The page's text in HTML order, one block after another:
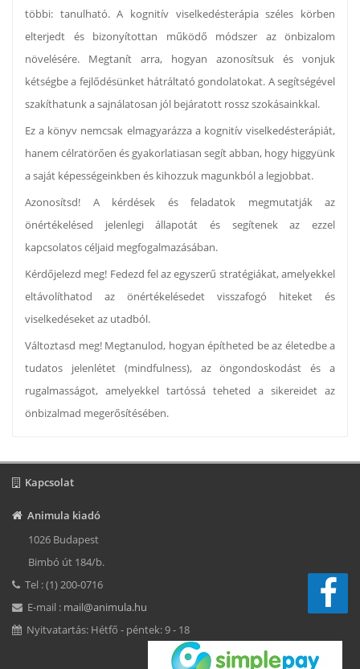
többi: tanulható. A kognitív viselkedésterápia széles körben
elterjedt és bizonyítottan működő módszer az önbizalom
növelésére. Megtanít arra, hogyan azonosítsuk és vonjuk
kétségbe a fejlődésünket hátráltató gondolatokat. A segítségével
szakíthatunk a sajnálatosan jól bejáratott rossz szokásainkkal.
Ez a könyv nemcsak elmagyarázza a kognitív viselkedésterápiát,
hanem célratörően és gyakorlatiasan segít abban, hogy higgyünk
a saját képességeinkben és kihozzuk magunkból a legjobbat.
Azonosítsd! A kérdések és feladatok megmutatják az
önértékelésed jelenlegi állapotát és segítenek az ezzel
kapcsolatos céljaid megfogalmazásában.
Kérdőjelezd meg! Fedezd fel az egyszerű stratégiákat, amelyekkel
eltávolíthatod az önértékelésedet visszafogó hiteket és
viselkedéseket az utadból.
Változtasd meg! Megtanulod, hogyan építheted be az életedbe a
tudatos jelenlétet (mindfulness), az öngondoskodást és a
rugalmasságot, amelyekkel tartóssá teheted a sikereidet az
önbizalmad megerősítésében.
Kapcsolat
Animula kiadó
1026 Budapest
Bimbó út 184/b.
Tel : (1) 200-0716
E-mail : mail@animula.hu
Nyitvatartás: Hétfő - péntek: 9 - 18